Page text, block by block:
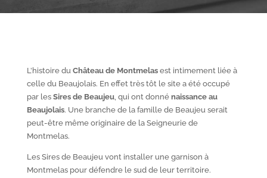
L’histoire duChâteau de Montmelasest intimement liée à
celle du Beaujolais. En effet très tôt le site a été occupé
par les Sires de Beaujeu, qui ont donné naissance au
Beaujolais. Une branche de la famille de Beaujeu serait
peut-être même originaire de la Seigneurie de
Montmelas.
Les Sires de Beaujeu vont installer une garnison à
Montmelas pour défendre le sud de leur territoire.